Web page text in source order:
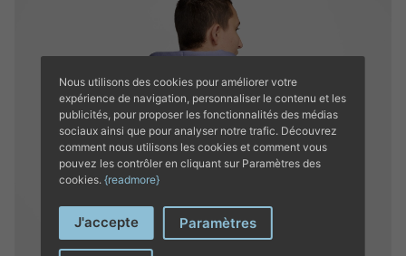
Nous utilisons des cookies pour améliorer votre
expérience de navigation, personnaliser le contenu et les
publicités, pour proposer les fonctionnalités des médias
sociaux ainsi que pour analyser notre trafic. Découvrez
comment nous utilisons les cookies et comment vous
pouvez les contrôler en cliquant sur Paramètres des
cookies. {readmore}
J'accepte Paramètres